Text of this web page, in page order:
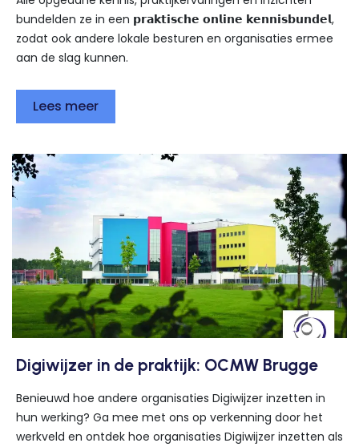
bundelden ze in een 𝗽𝗿𝗮𝗸𝘁𝗶𝘀𝗰𝗵𝗲 𝗼𝗻𝗹𝗶𝗻𝗲 𝗸𝗲𝗻𝗻𝗶𝘀𝗯𝘂𝗻𝗱𝗲𝗹,
zodat ook andere lokale besturen en organisaties ermee
aan de slag kunnen.
Lees meer
Digiwijzer in de praktijk: OCMW Brugge
Benieuwd hoe andere organisaties Digiwijzer inzetten in
hun werking? Ga mee met ons op verkenning door het
werkveld en ontdek hoe organisaties Digiwijzer inzetten als